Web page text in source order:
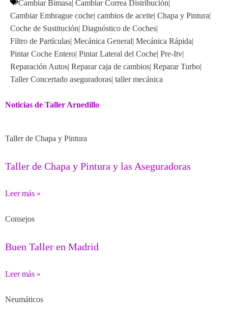
Cambiar Bimasa Cambiar Correa Distribución
Cambiar Embrague coche| cambios de aceite| Chapa y Pintura|
Coche de Sustitución| Diagnóstico de Coches|
Filtro de Partículas| Mecánica General| Mecánica Rápida|
Pintar Coche Entero| Pintar Lateral del Coche| Pre-Itv|
Reparación Autos| Reparar caja de cambios| Reparar Turbo|
Taller Concertado aseguradoras| taller mecánica
Noticias de Taller Arnedillo
Taller de Chapa y Pintura
Taller de Chapa y Pintura y las Aseguradoras
Leer más »
Consejos
Buen Taller en Madrid
Leer más »
Neumáticos